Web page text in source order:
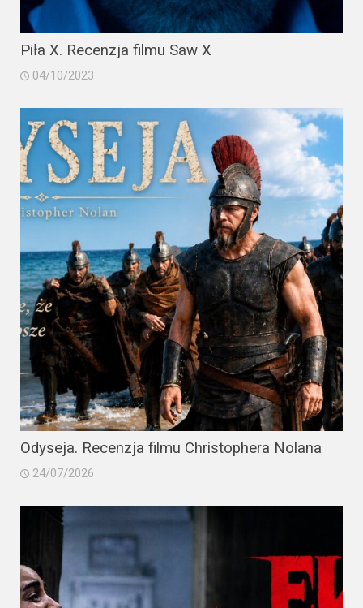
Piła X. Recenzja filmu Saw X
04/10/2023
Odyseja. Recenzja filmu Christophera Nolana
24/07/2026